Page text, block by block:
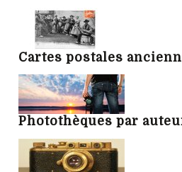
Cartes postales
Photothèques par